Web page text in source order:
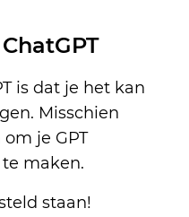
is dat je het kan
Misschien
je GPT
maken.
staan!